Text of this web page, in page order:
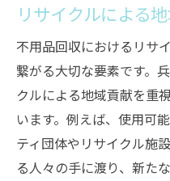
リサイクルによる
不用品回収におけるリサ
繋がる大切な要素です。
クルによる地域貢献を重
います。例えば、使用可
ティ団体やリサイクル施
る人々の手に渡り、新た